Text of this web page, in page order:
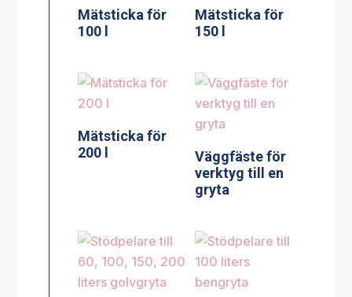
Mätsticka för
100 l
Mätsticka för
150 l
Mätsticka för
200 l
Väggfäste för
verktyg till en
gryta